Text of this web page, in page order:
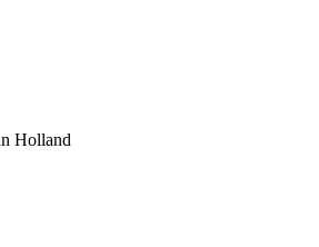
Holland